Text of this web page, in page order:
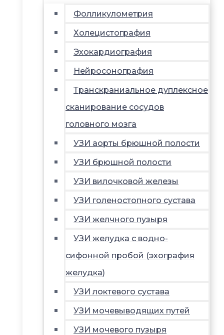
Фолликулометрия
Холецистография
Эхокардиография
Нейросонография
Транскраниальное дуплексное
сканирование сосудов
головного мозга
УЗИ аорты брюшной полости
УЗИ брюшной полости
УЗИ вилочковой железы
УЗИ голеностопного сустава
УЗИ желчного пузыря
УЗИ желудка с водно-
сифонной пробой (эхография
желудка)
УЗИ локтевого сустава
УЗИ мочевыводящих путей
УЗИ мочевого пузыря